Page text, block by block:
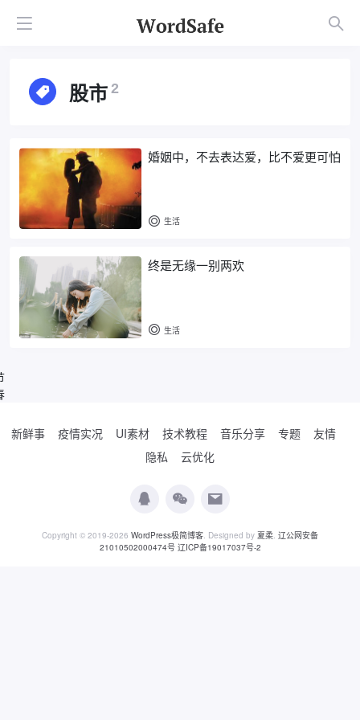
股市 2
婚姻中，不去表达爱，比不爱更可怕
生活
终是无缘一别两欢
生活
新鲜事 疫情实况 UI素材 技术教程 音乐分享 专题
友情
隐私
云优化
Copyright © 2019-2026 WordPress极简博客 . Designed by 夏柔 辽公网安备
21010502000474号 辽ICP备19017037号-2